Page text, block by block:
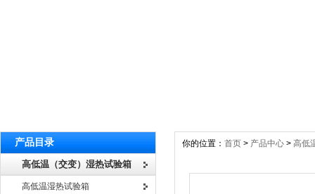
产品目录
高低温（交变）湿热试验箱
高低温湿热试验箱
你的位置： 首页 > 产品中心 > 高低